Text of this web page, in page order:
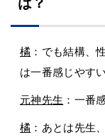
橘 ：でも結構、
は一番感じやす
元神先生 ：一番
橘 ：あとは先生